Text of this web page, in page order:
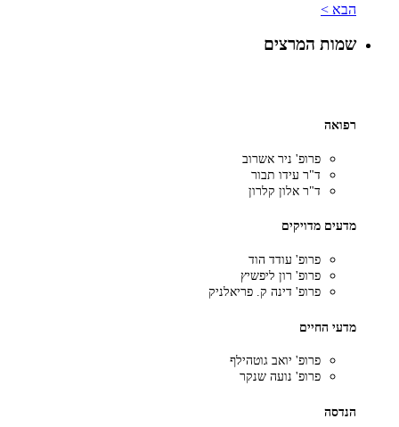
הבא >
שמות המרצים
רפואה
פרופ' ניר אשרוב
ד"ר עידו תבור
ד"ר אלון קלרון
מדעים מדויקים
פרופ' עודד הוד
פרופ' רון ליפשיץ
פרופ' דינה ק. פריאלניק
מדעי החיים
פרופ' יואב גוטהילף
פרופ' נועה שנקר
הנדסה